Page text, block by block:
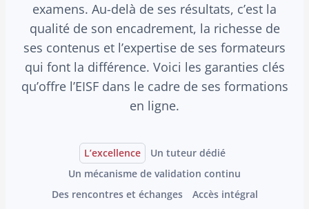
examens. Au-delà de ses résultats, c’est la
qualité de son encadrement, la richesse de
ses contenus et l’expertise de ses formateurs
qui font la différence. Voici les garanties clés
qu’offre l’EISF dans le cadre de ses formations
en ligne.
L’excellence
Un tuteur dédié
Un mécanisme de validation continu
Des rencontres et échanges
Accès intégral